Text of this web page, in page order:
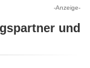
-Anzeige-
und